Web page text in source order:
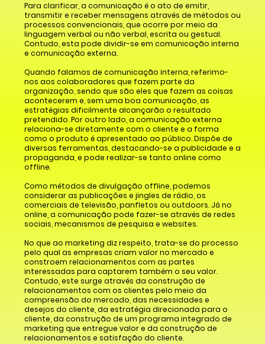
Para clarificar, a comunicação é o ato de emitir,
transmitir e receber mensagens através de métodos ou
processos convencionais, que ocorre por meio da
linguagem verbal ou não verbal, escrita ou gestual.
Contudo, esta pode dividir-se em comunicação interna
e comunicação externa.
Quando falamos de comunicação interna, referimo-
nos aos colaboradores que fazem parte da
organização, sendo que são eles que fazem as coisas
acontecerem e, sem uma boa comunicação, as
estratégias dificilmente alcançarão o resultado
pretendido. Por outro lado, a comunicação externa
relaciona-se diretamente com o cliente e a forma
como o produto é apresentado ao público. Dispõe de
diversas ferramentas, destacando-se a publicidade e a
propaganda, e pode realizar-se tanto online como
offline.
Como métodos de divulgação offline, podemos
considerar as publicações e jingles de rádio, os
comerciais de televisão, panfletos ou outdoors. Já no
online, a comunicação pode fazer-se através de redes
sociais, mecanismos de pesquisa e websites.
No que ao marketing diz respeito, trata-se do processo
pelo qual as empresas criam valor no mercado e
constroem relacionamentos com as partes
interessadas para captarem também o seu valor.
Contudo, este surge através da construção de
relacionamentos com os clientes pelo meio da
compreensão do mercado, das necessidades e
desejos do cliente, da estratégia direcionada para o
cliente, da construção de um programa integrado de
marketing que entregue valor e da construção de
relacionamentos e satisfação do cliente.